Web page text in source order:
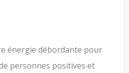
énergie débordante pour
personnes positives et